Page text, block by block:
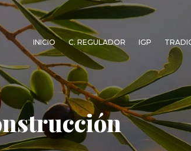
INICIO C. REGULADOR IGP